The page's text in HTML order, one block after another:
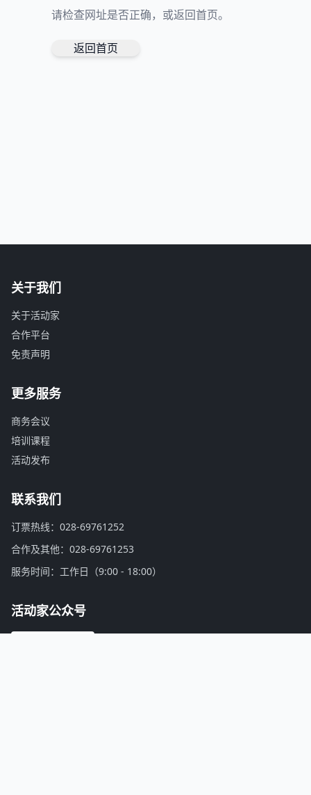
请检查网址是否正确，或返回首页。
返回首页
关于我们
关于活动家
合作平台
免责声明
更多服务
商务会议
培训课程
活动发布
联系我们
订票热线：028-69761252
合作及其他：028-69761253
服务时间：工作日（9:00 - 18:00）
活动家公众号